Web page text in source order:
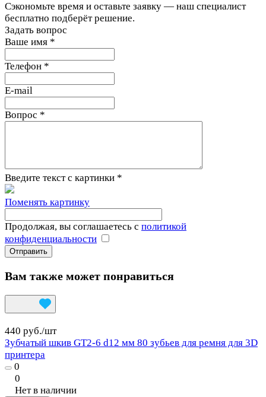
Сэкономьте время и оставьте заявку — наш специалист
бесплатно подберёт решение.
Задать вопрос
Ваше имя *
Телефон *
E-mail
Вопрос *
Введите текст с картинки *
Поменять картинку
Продолжая, вы соглашаетесь с политикой
конфиденциальности
Вам также может понравиться
440 руб./шт
Зубчатый шкив GT2-6 d12 мм 80 зубьев для ремня для 3D
принтера
0
0
Нет в наличии